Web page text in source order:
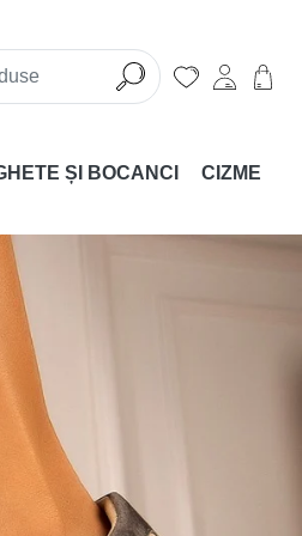
ȘI BOCANCI CIZME